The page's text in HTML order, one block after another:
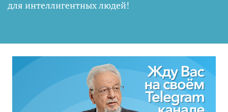
для интеллигентных людей!